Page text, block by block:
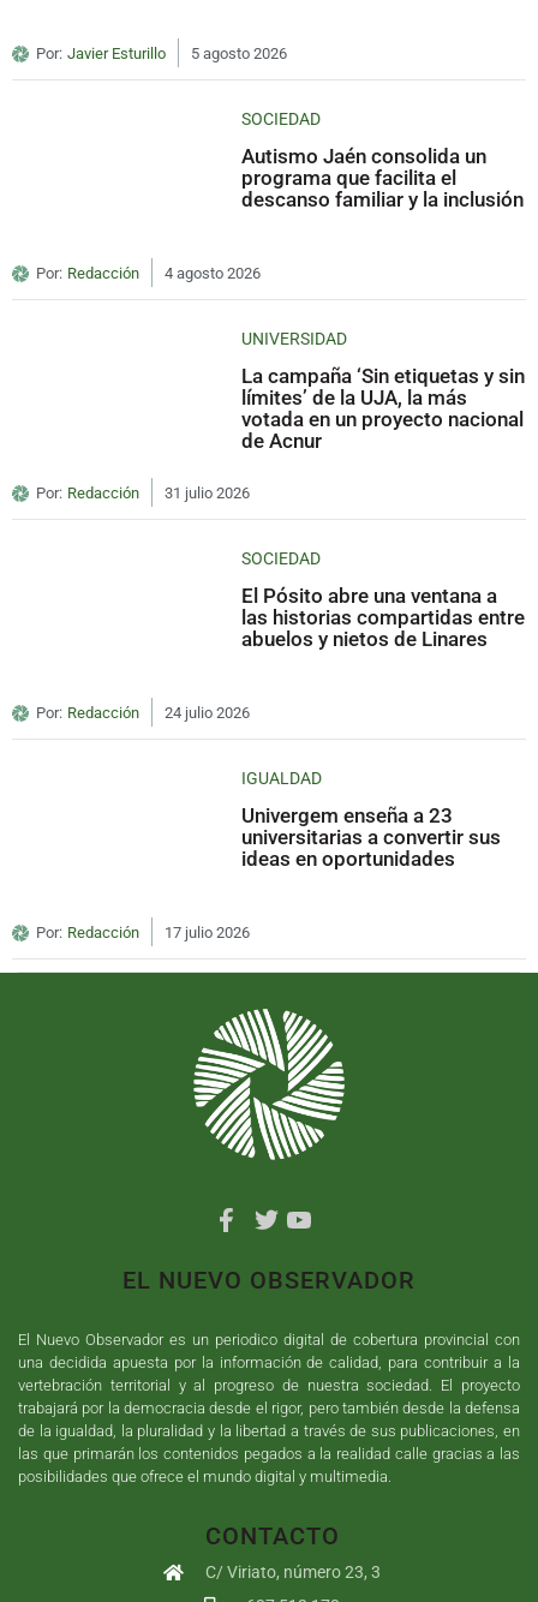
Por: Javier Esturillo 5 agosto 2026
SOCIEDAD
Autismo Jaén consolida un
programa que facilita el
descanso familiar y la inclusión
Por: Redacción 4 agosto 2026
UNIVERSIDAD
La campaña ‘Sin etiquetas y sin
límites’ de la UJA, la más
votada en un proyecto nacional
de Acnur
Por: Redacción 31 julio 2026
SOCIEDAD
El Pósito abre una ventana a
las historias compartidas entre
abuelos y nietos de Linares
Por: Redacción 24 julio 2026
IGUALDAD
Univergem enseña a 23
universitarias a convertir sus
ideas en oportunidades
Por: Redacción 17 julio 2026
EL NUEVO OBSERVADOR
El Nuevo Observador es un periodico digital de cobertura provincial con
una decidida apuesta por la información de calidad, para contribuir a la
vertebración territorial y al progreso de nuestra sociedad. El proyecto
trabajará por la democracia desde el rigor, pero también desde la defensa
de la igualdad, la pluralidad y la libertad a través de sus publicaciones, en
las que primarán los contenidos pegados a la realidad calle gracias a las
posibilidades que ofrece el mundo digital y multimedia.
CONTACTO
C/ Viriato, número 23, 3